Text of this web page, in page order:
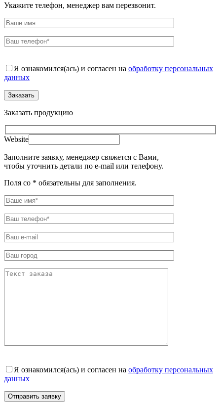
Укажите телефон, менеджер вам перезвонит.
Я ознакомился(ась) и согласен на обработку персональных
данных
Заказать продукцию
Website
Заполните заявку, менеджер свяжется с Вами,
чтобы уточнить детали по e-mail или телефону.
Поля со * обязательны для заполнения.
Я ознакомился(ась) и согласен на обработку персональных
данных